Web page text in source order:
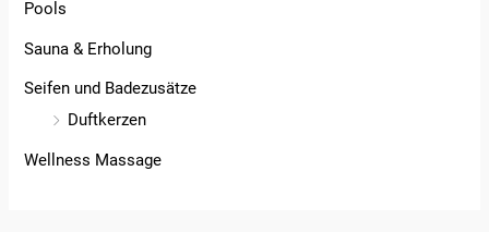
Pools
Sauna & Erholung
Seifen und Badezusätze
Duftkerzen
Wellness Massage